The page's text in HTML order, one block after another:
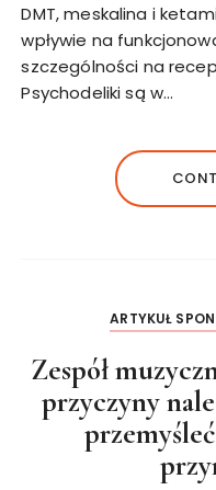
DMT, meskalina i
wpływie na
szczególności na
Psychodeliki są w…
ARTYKUŁ
Zespół
przyczyny